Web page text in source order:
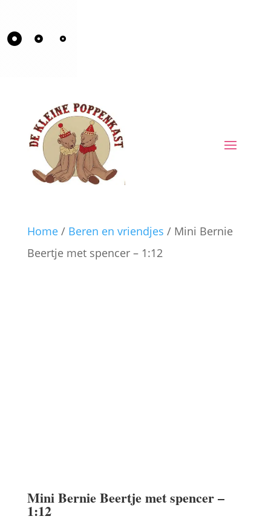
Home/ Beren en vriendjes / Mini Bernie
Beertje met spencer – 1:12
Mini Bernie Beertje met spencer –
1:12